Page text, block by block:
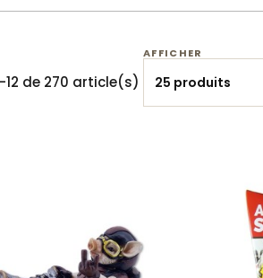
12 de 270 article(s)
AFFICHER